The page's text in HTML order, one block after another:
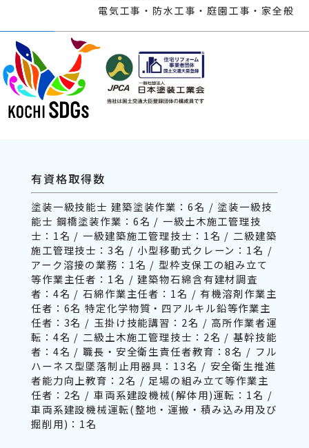
電気工事・防水工事・庭園工事・家全般
有資格取得数
塗装一級技能士 建築塗装作業：6名 / 塗装一級技
能士 鋼橋塗装作業：6名 / 一級土木施工管理技
士：1名 / 一級建築施工管理技士：1名 / 二級建築
施工管理技士：3名 / 小型移動式クレーン：1名 /
アーク溶接の業務：1名 / 型枠支保工の組み立て
等作業主任者：1名 / 建築物石綿含有建材調査
者：4名 / 石綿作業主任者：1名 / 有機溶剤作業主
任者：6名 特定化学物質・四アルキル鉛等作業主
任者：3名 / 玉掛け技能講習：2名 / 高所作業者運
転：4名 / 二級土木施工管理技士：2名 / 基幹技能
者：4名 / 職長・安全衛生責任者教育：8名 / フル
ハーネス型墜落制止用器具：13名 / 安全衛生推進
者能力向上教育：2名 / 足場の組み立て等作業主
任者：2名 / 車両系建設機械(解体用)運転：1名 /
車両系建設機械運転(整地・運搬・積み込み用及び
掘削用)：1名